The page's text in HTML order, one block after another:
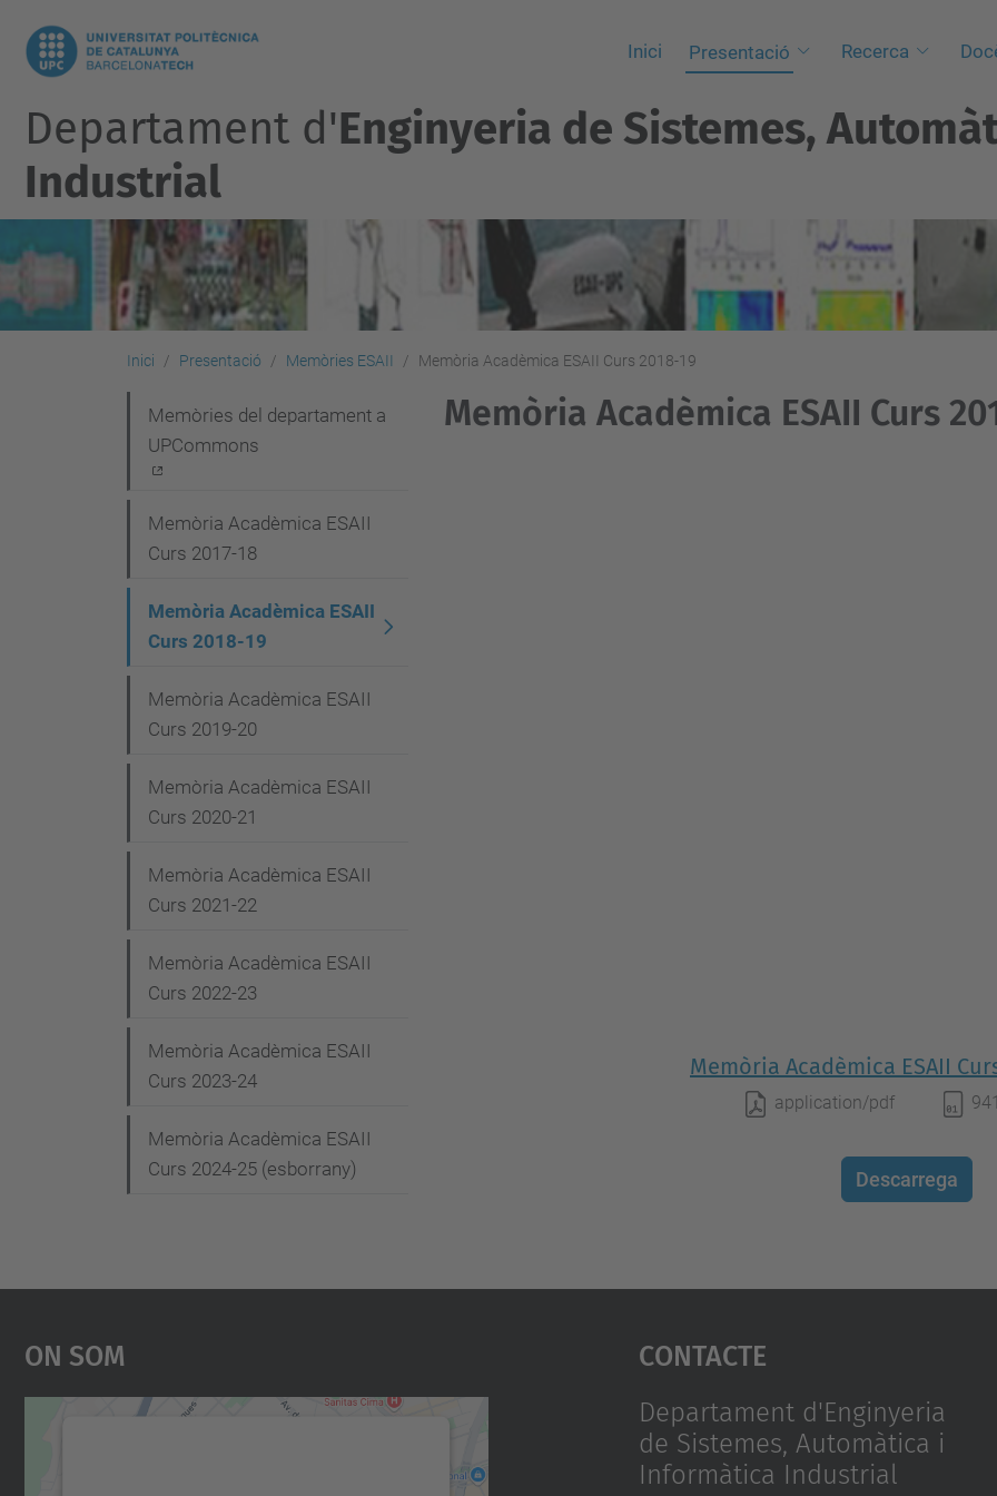
Inici Presentació Recerca
Departament d'Enginyeria de Sistemes,
Industrial
Inici Presentació Memòries ESAII Memòria Acadèmica ESAII Curs 2018-19
Memòria Acadèmica ESAII Curs
Memòria Acadèmica ESAII
application/pdf
Descarrega
v
g
i
Memòries del departament a
UPCommons
Memòria Acadèmica ESAII
Curs 2017-18
Memòria Acadèmica ESAII
Curs 2018-19
Memòria Acadèmica ESAII
Curs 2019-20
Memòria Acadèmica ESAII
Curs 2020-21
Memòria Acadèmica ESAII
Curs 2021-22
Memòria Acadèmica ESAII
Curs 2022-23
Memòria Acadèmica ESAII
Curs 2023-24
Memòria Acadèmica ESAII
Curs 2024-25 (esborrany)
On Som Contacte
Departament d'Enginyeria
de Sistemes, Automàtica i
Informàtica Industrial